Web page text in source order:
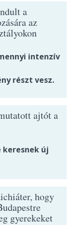
a
az
intenzív
részt vesz.
ajtót a
keresnek új
hogy
gyerekeket